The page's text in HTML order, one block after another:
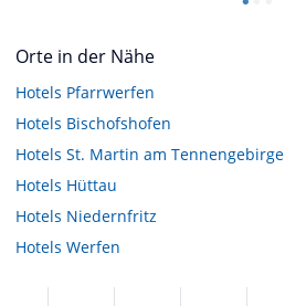
Orte in der Nähe
Hotels Pfarrwerfen
Hotels Bischofshofen
Hotels St. Martin am Tennengebirge
Hotels Hüttau
Hotels Niedernfritz
Hotels Werfen